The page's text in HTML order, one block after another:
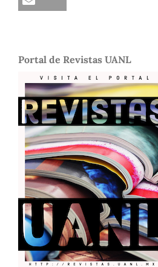
Portal de Revistas UANL